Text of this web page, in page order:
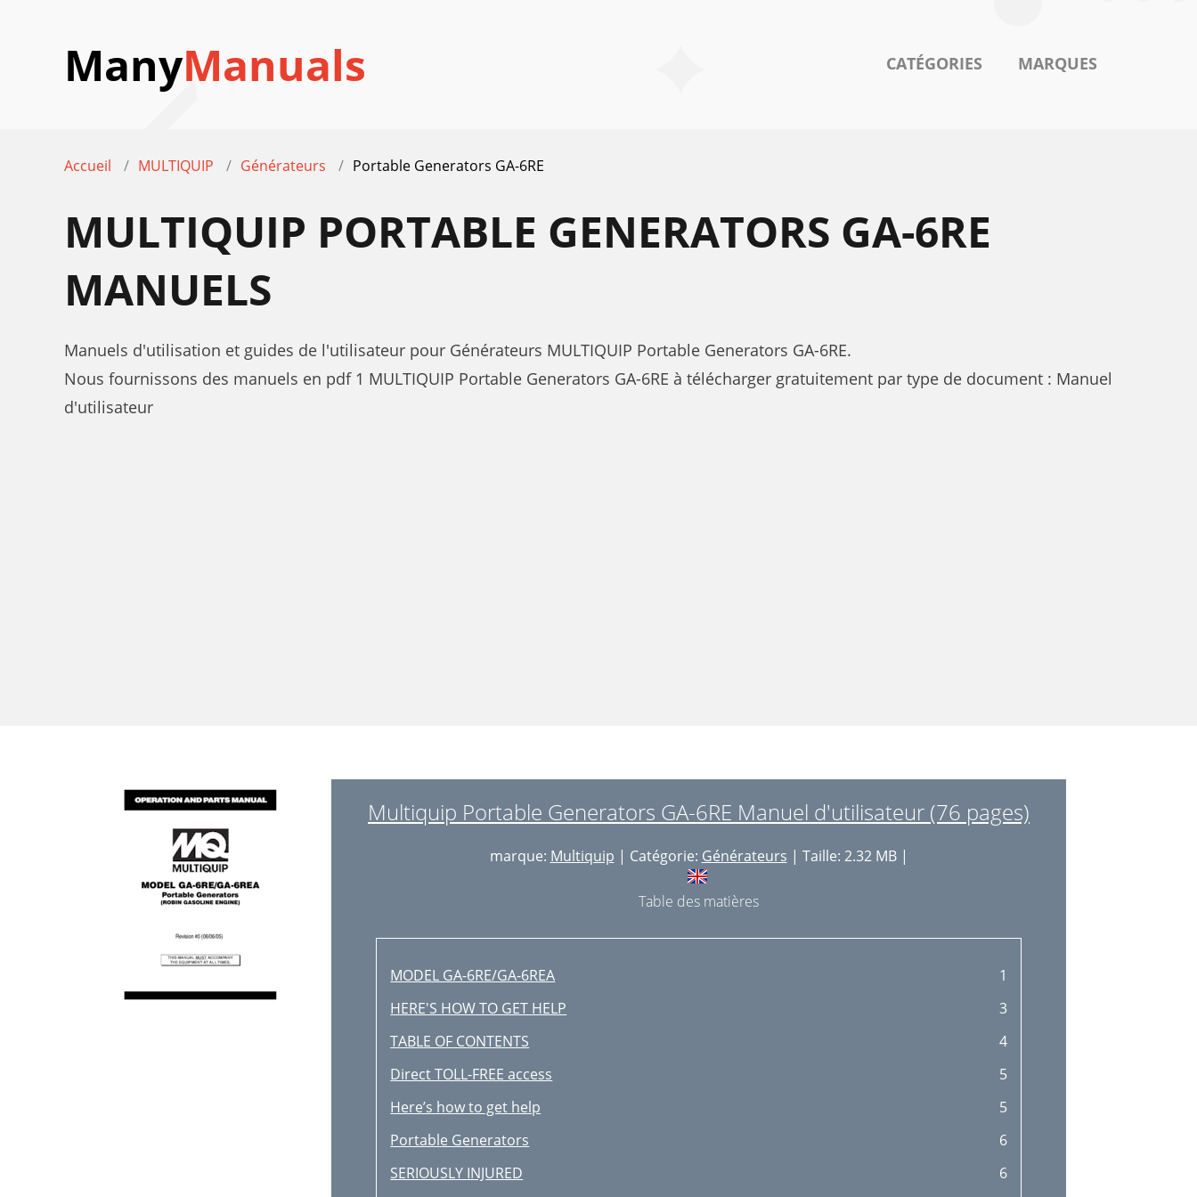
ManyManuals CATÉGORIES MARQUES
Accueil MULTIQUIP Générateurs Portable Generators GA-6RE
MULTIQUIP PORTABLE GENERATORS GA-6RE
MANUELS
Manuels d'utilisation et guides de l'utilisateur pour Générateurs MULTIQUIP Portable Generators GA-6RE.
Nous fournissons des manuels en pdf 1 MULTIQUIP Portable Generators GA-6RE à télécharger gratuitement par type de document : Manuel
d'utilisateur
Multiquip Portable Generators GA-6RE Manuel d'utilisateur (76 pages)
marque: Multiquip | Catégorie: Générateurs | Taille: 2.32 MB |
Table des matières
MODEL GA-6RE/GA-6REA
1
HERE'S HOW TO GET HELP
3
TABLE OF CONTENTS
4
Direct TOLL-FREE access
5
Here’s how to get help
5
Portable Generators
6
SERIOUSLY INJURED
6